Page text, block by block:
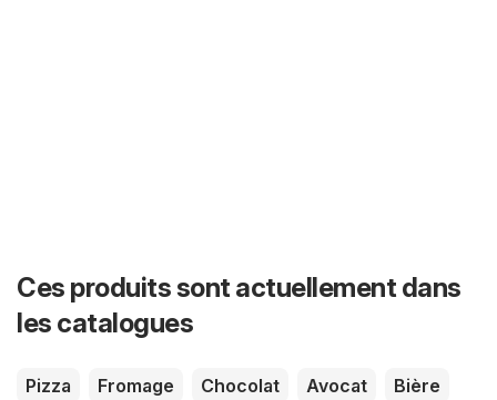
Ces produits sont actuellement dans
les catalogues
Pizza Fromage Chocolat Avocat Bière